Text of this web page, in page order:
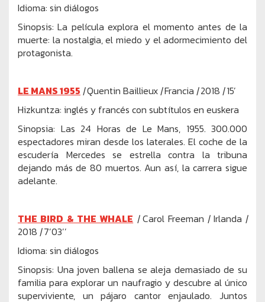
Idioma: sin diálogos
Sinopsis: La película explora el momento antes de la
muerte: la nostalgia, el miedo y el adormecimiento del
protagonista.
LE MANS 1955 |Quentin Baillieux|Francia |2018 |15’
Hizkuntza: inglés y francés con subtítulos en euskera
Sinopsia: Las 24 Horas de Le Mans, 1955. 300.000
espectadores miran desde los laterales. El coche de la
escudería Mercedes se estrella contra la tribuna
dejando más de 80 muertos. Aun así, la carrera sigue
adelante.
THE BIRD & THE WHALE |Carol Freeman|Irlanda|
2018 |7’03’’
Idioma: sin diálogos
Sinopsis: Una joven ballena se aleja demasiado de su
familia para explorar un naufragio y descubre al único
superviviente, un pájaro cantor enjaulado. Juntos